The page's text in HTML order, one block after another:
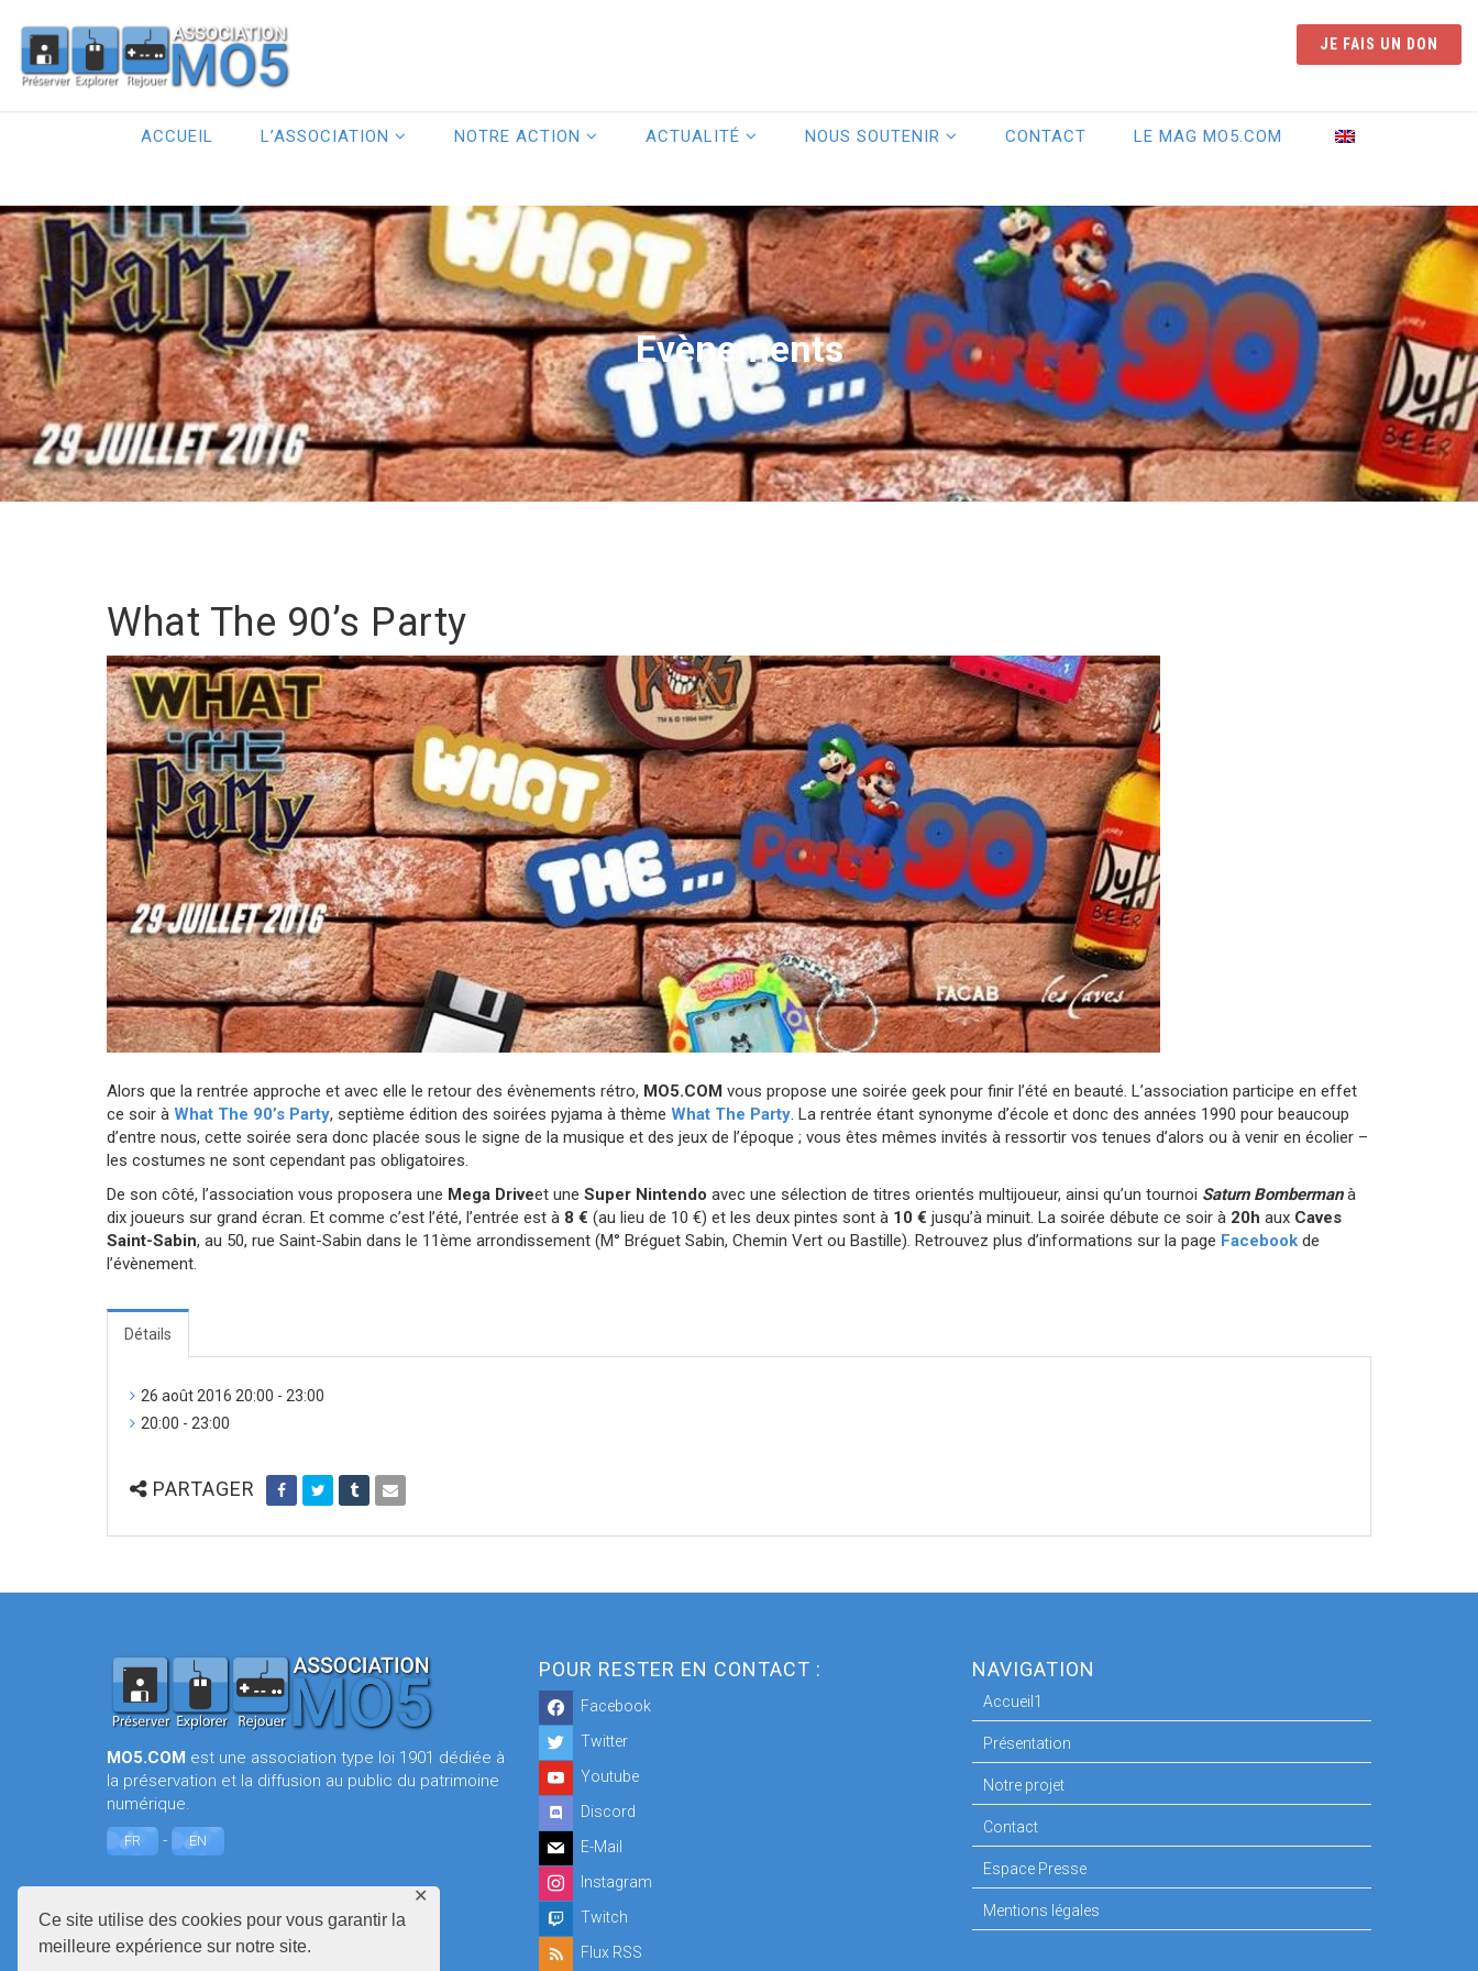
Ce site utilise des cookies pour vous garantir la
meilleure expérience sur notre site.
✕
JE FAIS UN DON
ACCUEIL L’ASSOCIATION NOTRE ACTION ACTUALITÉ NOUS SOUTENIR CONTACT LE MAG MO5.COM
Evènements
What The 90’s Party
Alors que la rentrée approche et avec elle le retour des évènements rétro, MO5.COM vous propose une soirée geek pour finir l’été en beauté. L’association participe en effet
ce soir à What The 90’s Party, septième édition des soirées pyjama à thème What The Party. La rentrée étant synonyme d’école et donc des années 1990 pour beaucoup
d’entre nous, cette soirée sera donc placée sous le signe de la musique et des jeux de l’époque ; vous êtes mêmes invités à ressortir vos tenues d’alors ou à venir en écolier –
les costumes ne sont cependant pas obligatoires.
De son côté, l’association vous proposera une Mega Driveet une Super Nintendo avec une sélection de titres orientés multijoueur, ainsi qu’un tournoi Saturn Bombermanà
dix joueurs sur grand écran. Et comme c’est l’été, l’entrée est à 8 € (au lieu de 10 €) et les deux pintes sont à 10 € jusqu’à minuit. La soirée débute ce soir à 20h aux Caves
Saint-Sabin, au 50, rue Saint-Sabin dans le 11ème arrondissement (M° Bréguet Sabin, Chemin Vert ou Bastille). Retrouvez plus d’informations sur la page Facebook de
l’évènement.
Détails
26 août 2016 20:00 - 23:00
20:00 - 23:00
PARTAGER
MO5.COM est une association type loi 1901 dédiée à
la préservation et la diffusion au public du patrimoine
numérique.
FR - EN
POUR RESTER EN CONTACT :
Facebook
Twitter
Youtube
Discord
E-Mail
Instagram
Twitch
Flux RSS
NAVIGATION
Accueil1
Présentation
Notre projet
Contact
Espace Presse
Mentions légales